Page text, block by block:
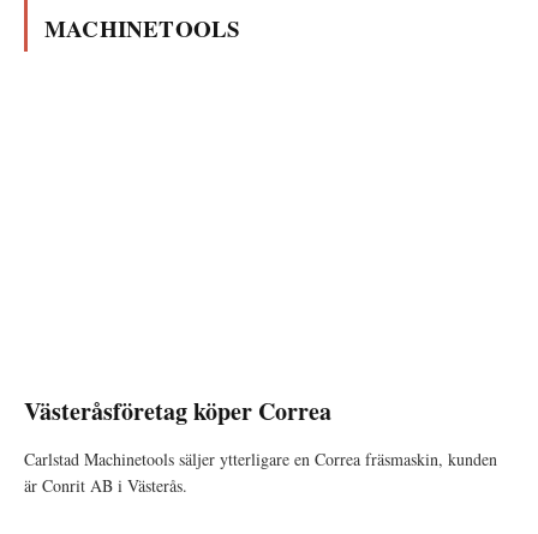
MACHINETOOLS
Västeråsföretag köper Correa
Carlstad Machinetools säljer ytterligare en Correa fräsmaskin, kunden
är Conrit AB i Västerås.